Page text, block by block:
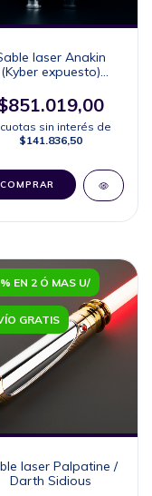
laser Anakin
(Kyber expuesto)
cuotas sin interés de
$141.836,50
COMPRAR
EN 2 Ó MAS U/
GRATIS
laser Palpatine /
Darth Sidious